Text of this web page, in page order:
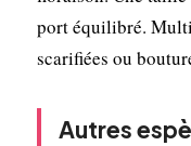
port équilibré.
scarifiées ou
Autres